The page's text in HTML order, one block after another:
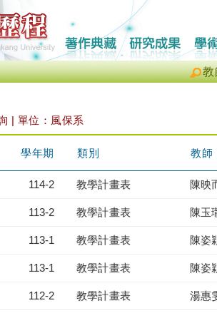
教
| 單位：風保系
學年期 類別 教師
114-2 教學計畫表 陳映
113-2 教學計畫表 陳玉
113-1 教學計畫表 陳姿
113-1 教學計畫表 陳姿
112-2 教學計畫表 湯惠